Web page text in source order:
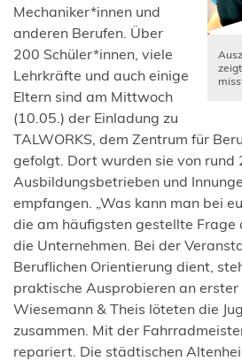
Mechaniker*innen und
anderen Berufen. Über
200 Schüler*innen, viele
Lehrkräfte und auch einige
Eltern sind am Mittwoch
(10.05.) der Einladung zu
TALWORKS, dem Zentrum für
gefolgt. Dort wurden sie von rund
Ausbildungsbetrieben und
empfangen. „Was kann man bei
die am häufigsten gestellte Frage
die Unternehmen. Bei der
Beruflichen Orientierung dient,
praktische Ausprobieren an
Wiesemann & Theis löteten die
zusammen. Mit der
repariert. Die städtischen